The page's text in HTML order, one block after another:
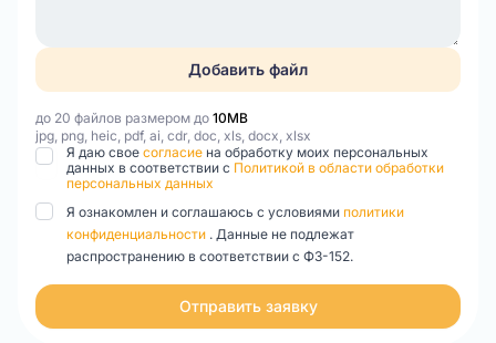
Добавить файл
до 20 файлов размером до 10MB
jpg, png, heic, pdf, ai, cdr, doc, xls, docx, xlsx
Я даю свое согласие на обработку моих персональных
данных в соответствии с Политикой в области обработки
персональных данных
Я ознакомлен и соглашаюсь с условиями политики
конфиденциальности . Данные не подлежат
распространению в соответствии с ФЗ-152.
Отправить заявку